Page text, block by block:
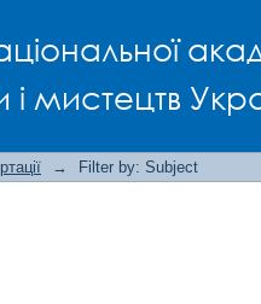
і мистецтв
→ Filter by: Subject